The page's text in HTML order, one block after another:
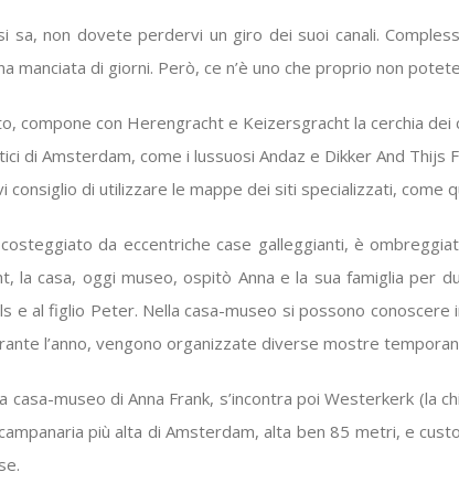
sa, non dovete perdervi un giro dei suoi canali.
manciata di giorni. Però, ce n’è uno che proprio non
compone con Herengracht e Keizersgracht la cerchia
di Amsterdam, come i lussuosi Andaz e Dikker And
consiglio di utilizzare le mappe dei siti specializzati, come
da eccentriche case galleggianti, è
la casa, oggi museo, ospitò Anna e la sua famiglia per
e al figlio Peter. Nella casa-museo si possono
l’anno, vengono organizzate diverse mostre
casa-museo di Anna Frank, s’incontra poi Westerkerk (la
più alta di Amsterdam, alta ben 85 metri, e